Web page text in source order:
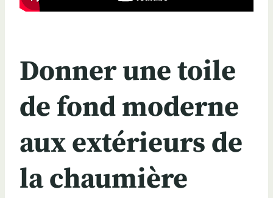
Donner une toile
de fond moderne
aux extérieurs de
la chaumière